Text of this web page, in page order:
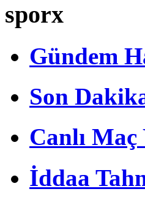
sporx
Gündem
Son
Canlı Maç
İddaa